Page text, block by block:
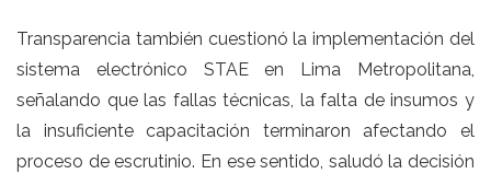
Transparencia también cuestionó la implementación del
sistema electrónico STAE en Lima Metropolitana,
señalando que las fallas técnicas, la falta de insumos y
la insuficiente capacitación terminaron afectando el
proceso de escrutinio. En ese sentido, saludó la decisión